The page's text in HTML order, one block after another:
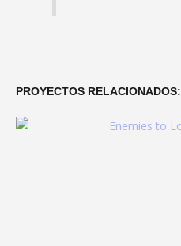
PROYECTOS RELACIONADOS: